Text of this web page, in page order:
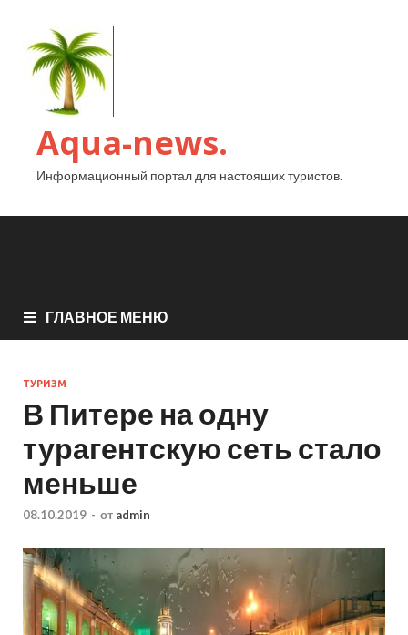
Aqua-news.
Информационный портал для настоящих туристов.
ГЛАВНОЕ МЕНЮ
ТУРИЗМ
В Питере на одну
турагентскую сеть стало
меньше
08.10.2019 - от admin